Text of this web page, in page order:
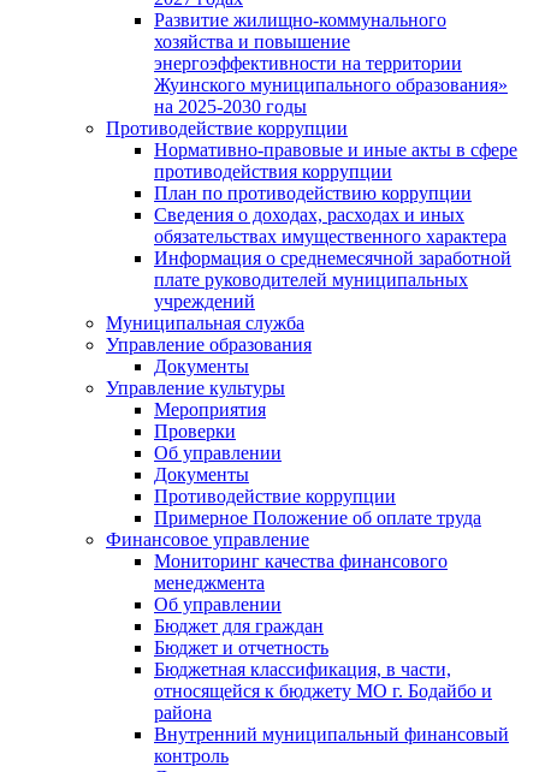
Развитие жилищно-коммунального
хозяйства и повышение
энергоэффективности на территории
Жуинского муниципального образования»
на 2025-2030 годы
Противодействие коррупции
Нормативно-правовые и иные акты в сфере
противодействия коррупции
План по противодействию коррупции
Сведения о доходах, расходах и иных
обязательствах имущественного характера
Информация о среднемесячной заработной
плате руководителей муниципальных
учреждений
Муниципальная служба
Управление образования
Документы
Управление культуры
Мероприятия
Проверки
Об управлении
Документы
Противодействие коррупции
Примерное Положение об оплате труда
Финансовое управление
Мониторинг качества финансового
менеджмента
Об управлении
Бюджет для граждан
Бюджет и отчетность
Бюджетная классификация, в части,
относящейся к бюджету МО г. Бодайбо и
района
Внутренний муниципальный финансовый
контроль